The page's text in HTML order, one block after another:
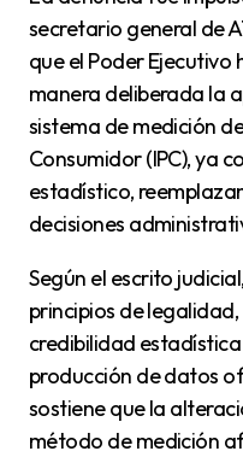
secretario general de
que el Poder
manera deliberada la
sistema de medición
Consumidor (IPC), ya
estadístico,
decisiones
Según el escrito judicial, esta intervención vulnera los
principios de
credibilidad
producción de datos
sostiene que la
método de medición